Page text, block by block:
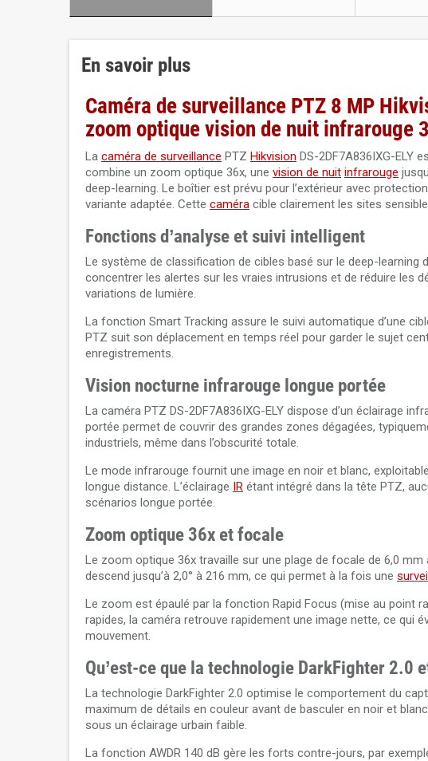
En savoir plus
Caméra de surveillance PTZ 8 MP
zoom optique vision de nuit infrarouge
La caméra de surveillance PTZ Hikvision DS-2DF7A836IXG-ELY
combine un zoom optique 36x, une vision de nuit infrarouge
deep-learning. Le boîtier est prévu pour l’extérieur avec
variante adaptée. Cette caméra cible clairement les sites
Fonctions d’analyse et suivi intelligent
Le système de classification de cibles basé sur le deep-learning
concentrer les alertes sur les vraies intrusions et de réduire les
variations de lumière.
La fonction Smart Tracking assure le suivi automatique d’une
PTZ suit son déplacement en temps réel pour garder le sujet
enregistrements.
Vision nocturne infrarouge longue portée
La caméra PTZ DS-2DF7A836IXG-ELY dispose d’un éclairage
portée permet de couvrir des grandes zones dégagées,
industriels, même dans l’obscurité totale.
Le mode infrarouge fournit une image en noir et blanc,
longue distance. L’éclairage IR étant intégré dans la tête PTZ,
scénarios longue portée.
Zoom optique 36x et focale
Le zoom optique 36x travaille sur une plage de focale de 6,0 mm
descend jusqu’à 2,0° à 216 mm, ce qui permet à la fois une
Le zoom est épaulé par la fonction Rapid Focus (mise au point
rapides, la caméra retrouve rapidement une image nette, ce
mouvement.
Qu’est-ce que la technologie DarkFighter 2.0
La technologie DarkFighter 2.0 optimise le comportement du
maximum de détails en couleur avant de basculer en noir et
sous un éclairage urbain faible.
La fonction AWDR 140 dB gère les forts contre-jours, par